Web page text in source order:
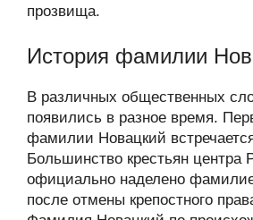
прозвища.
История фамилии
В различных общественных
появились в разное время.
фамилии Новацкий
Большинство крестьян центра
официально наделено
после отмены крепостного